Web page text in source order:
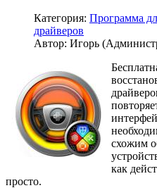
Категория: Программа
драйверов
Автор: Игорь
схожим
как
просто.